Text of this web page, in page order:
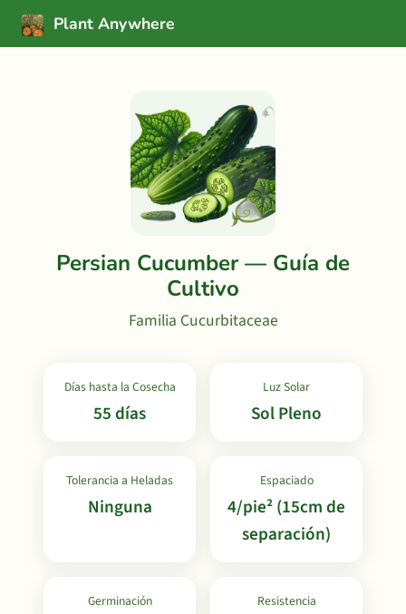
Plant Anywhere
Persian Cucumber — Guía de
Cultivo
Familia Cucurbitaceae
Días hasta la Cosecha
55 días
Luz Solar
Sol Pleno
Tolerancia a Heladas
Ninguna
Espaciado
4/pie² (15cm de
separación)
Germinación Resistencia